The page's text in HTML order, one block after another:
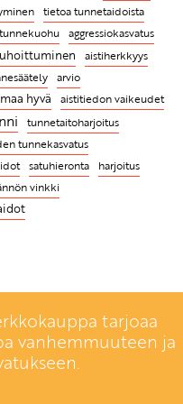
kauemmaksi, vaikka
erityisen
taito -
klo 18
aikana lapsi saa
parasta mahdollista
vie pyyhkeen
kukkaansa ilman
täytyy opetella?
tietoa tunnetaidoista
tunnekuohu aggressiokasvatus
aistiherkkyys
arvio
hyvä aistitiedon vaikeudet
tunnetaitoharjoitus
tunnekasvatus
satuhieronta
harjoitus
vinkki
tarjoaa
vanhemmuuteen ja